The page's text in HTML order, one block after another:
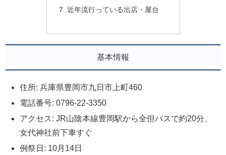
近年流行っている出店・屋台
基本情報
住所: 兵庫県豊岡市九日市上町460
電話番号: 0796-22-3350
アクセス: JR山陰本線豊岡駅から全但バスで約20分、
女代神社前下車すぐ
例祭日: 10月14日